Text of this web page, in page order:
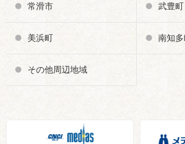
常滑市 武豊町
美浜町 南知
その他周辺地域